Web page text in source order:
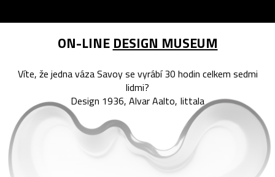
ON-LINE DESIGN MUSEUM
Víte, že jedna váza Savoy se vyrábí 30 hodin celkem sedmi
lidmi?
Design 1936, Alvar Aalto, Iittala